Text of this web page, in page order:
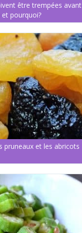
être trempées avant
pourquoi?
pruneaux et les abricots